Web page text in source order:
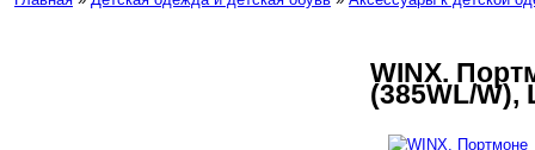
WINX.
(385WL/W),